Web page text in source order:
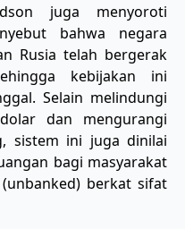
juga menyoroti
bahwa negara
Rusia telah bergerak
kebijakan ini
Selain melindungi
dan mengurangi
sistem ini juga dinilai
bagi masyarakat
berkat sifat